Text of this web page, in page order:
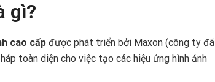
gì?
cao cấp được phát triển bởi Maxon (công ty đã
toàn diện cho việc tạo các hiệu ứng hình ảnh